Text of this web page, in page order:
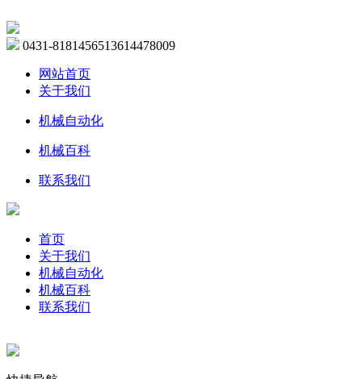
0431-8181456513614478009
网站首页
关于我们
机械自动化
机械百科
联系我们
首页
关于我们
机械自动化
机械百科
联系我们